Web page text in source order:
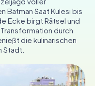
DE
Batman Saat Kulesi bis
Ecke birgt Rätsel und
durch
die kulinarischen